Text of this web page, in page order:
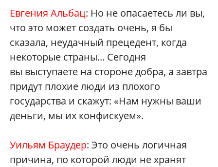
Евгения Альбац: Но не опасаетесь ли вы,
что это может создать очень, я бы
сказала, неудачный прецедент, когда
некоторые страны... Сегодня
вы выступаете на стороне добра, а завтра
придут плохие люди из плохого
государства и скажут: «Нам нужны ваши
деньги, мы их конфискуем».
Уильям Браудер: Это очень логичная
причина, по которой люди не хранят